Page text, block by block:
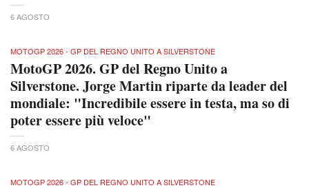
6 AGOSTO
MOTOGP 2026 - GP DEL REGNO UNITO A SILVERSTONE
MotoGP 2026. GP del Regno Unito a
Silverstone. Jorge Martin riparte da leader del
mondiale: "Incredibile essere in testa, ma so di
poter essere più veloce"
6 AGOSTO
MOTOGP 2026 - GP DEL REGNO UNITO A SILVERSTONE